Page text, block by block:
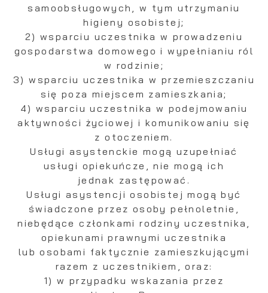
samoobsługowych, w tym utrzymaniu
higieny osobistej;
2) wsparciu uczestnika w prowadzeniu
gospodarstwa domowego i wypełnianiu ról
w rodzinie;
3) wsparciu uczestnika w przemieszczaniu
się poza miejscem zamieszkania;
4) wsparciu uczestnika w podejmowaniu
aktywności życiowej i komunikowaniu się
z otoczeniem.
Usługi asystenckie mogą uzupełniać
usługi opiekuńcze, nie mogą ich
jednak zastępować.
Usługi asystencji osobistej mogą być
świadczone przez osoby pełnoletnie,
niebędące członkami rodziny uczestnika,
opiekunami prawnymi uczestnika
lub osobami faktycznie zamieszkującymi
razem z uczestnikiem, oraz:
1) w przypadku wskazania przez